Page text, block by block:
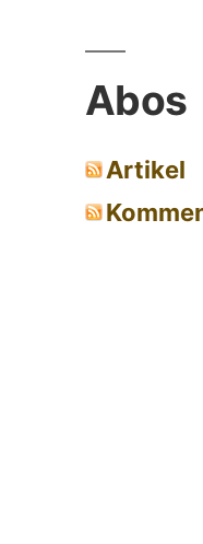
Abos
Artikel